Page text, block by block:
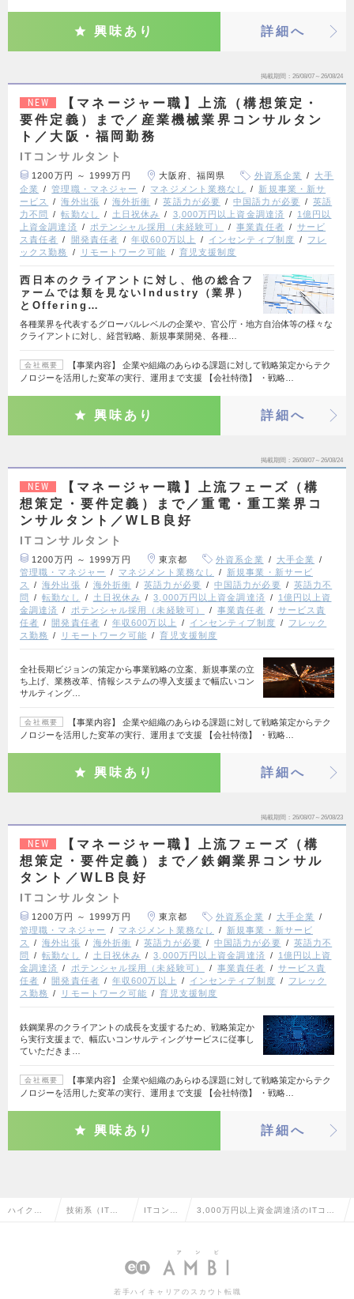
興味あり 詳細へ
掲載期間 26/08/07～26/08/24
NEW
【マネージャー職】上流（構想策定・
要件定義）まで／産業機械業界コンサルタン
ト／大阪・福岡勤務
ITコンサルタント
1200万円 ～ 1999万円 大阪府、福岡県 外資系企業
大手
企業
管理職・マネジャー マネジメント業務なし
新規事業・新サ
ービス
海外出張 海外折衝 英語力が必要 中国語力が必要
英語
力不問
転勤なし 土日祝休み 3,000万円以上資金調達済
1億円以
上資金調達済
ポテンシャル採用（未経験可） 事業責任者
サービ
ス責任者
開発責任者 年収600万以上 インセンティブ制度
フレ
ックス勤務
リモートワーク可能 育児支援制度
西日本のクライアントに対し、他の総合フ
ァームでは類を見ないIndustry（業界）
とOffering…
各種業界を代表するグローバルレベルの企業や、官公庁・地方自治体等の様々な
クライアントに対し、経営戦略、新規事業開発、各種…
会社概要
【事業内容】 企業や組織のあらゆる課題に対して戦略策定からテク
ノロジーを活用した変革の実行、運用まで支援 【会社特徴】 ・戦略…
興味あり 詳細へ
掲載期間 26/08/07～26/08/24
NEW
【マネージャー職】上流フェーズ（構
想策定・要件定義）まで／重電・重工業界コ
ンサルタント／WLB良好
ITコンサルタント
1200万円 ～ 1999万円 東京都 外資系企業
大手企業
管理職・マネジャー
マネジメント業務なし
新規事業・新サービ
ス
海外出張 海外折衝 英語力が必要 中国語力が必要
英語力不
問
転勤なし 土日祝休み 3,000万円以上資金調達済
1億円以上資
金調達済
ポテンシャル採用（未経験可） 事業責任者
サービス責
任者
開発責任者 年収600万以上 インセンティブ制度
フレック
ス勤務
リモートワーク可能 育児支援制度
全社長期ビジョンの策定から事業戦略の立案、新規事業の立
ち上げ、業務改革、情報システムの導入支援まで幅広いコン
サルティング…
会社概要
【事業内容】 企業や組織のあらゆる課題に対して戦略策定からテク
ノロジーを活用した変革の実行、運用まで支援 【会社特徴】 ・戦略…
興味あり 詳細へ
掲載期間 26/08/07～26/08/23
NEW
【マネージャー職】上流フェーズ（構
想策定・要件定義）まで／鉄鋼業界コンサル
タント／WLB良好
ITコンサルタント
1200万円 ～ 1999万円 東京都 外資系企業
大手企業
管理職・マネジャー
マネジメント業務なし
新規事業・新サービ
ス
海外出張 海外折衝 英語力が必要 中国語力が必要
英語力不
問
転勤なし 土日祝休み 3,000万円以上資金調達済
1億円以上資
金調達済
ポテンシャル採用（未経験可） 事業責任者
サービス責
任者
開発責任者 年収600万以上 インセンティブ制度
フレック
ス勤務
リモートワーク可能 育児支援制度
鉄鋼業界のクライアントの成長を支援するため、戦略策定か
ら実行支援まで、幅広いコンサルティングサービスに従事し
ていただきま…
会社概要
【事業内容】 企業や組織のあらゆる課題に対して戦略策定からテク
ノロジーを活用した変革の実行、運用まで支援 【会社特徴】 ・戦略…
興味あり 詳細へ
ハイクラ 技術系（IT・W ITコンサ 3,000万円以上資金調達済のITコン
若手ハイキャリアのスカウト転職